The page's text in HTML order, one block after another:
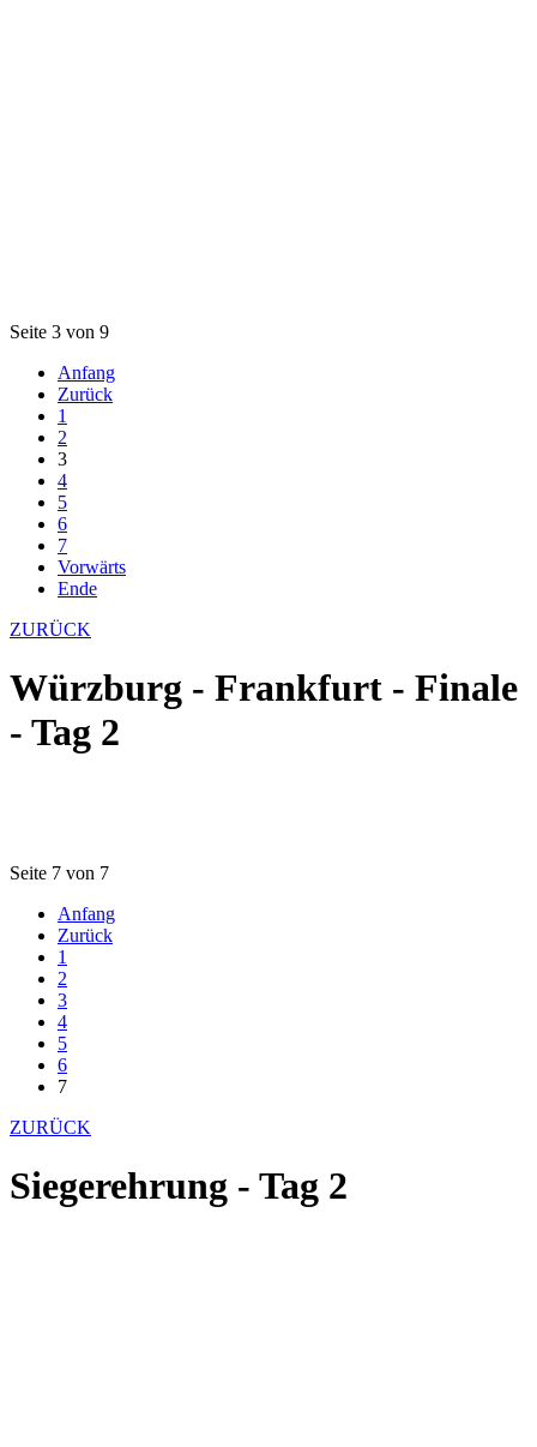
Seite 3 von 9
Anfang
Zurück
1
2
3
4
5
6
7
Vorwärts
Ende
ZURÜCK
Würzburg - Frankfurt - Finale
- Tag 2
Seite 7 von 7
Anfang
Zurück
1
2
3
4
5
6
7
ZURÜCK
Siegerehrung - Tag 2